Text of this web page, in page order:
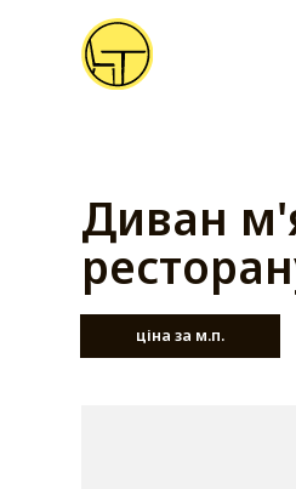
Диван
ціна за м.п.